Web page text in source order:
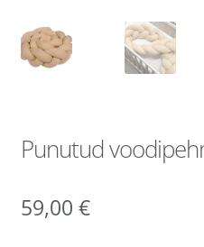
Punutud
59,00 €